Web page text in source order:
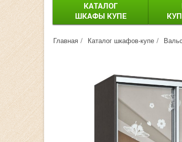
КАТАЛОГ
ШКАФЫ КУПЕ
Главная Каталог шкафов-купе